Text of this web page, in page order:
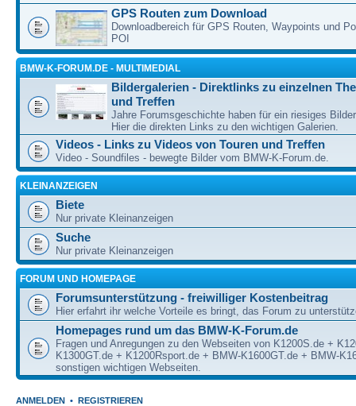
GPS Routen zum Download
Downloadbereich für GPS Routen, Waypoints und
POI
BMW-K-FORUM.DE - MULTIMEDIAL
Bildergalerien - Direktlinks zu einzelnen
und Treffen
Jahre Forumsgeschichte haben für ein riesiges
Hier die direkten Links zu den wichtigen Galerien.
Videos - Links zu Videos von Touren und Treffen
Video - Soundfiles - bewegte Bilder vom BMW-K-Forum.de.
KLEINANZEIGEN
Biete
Nur private Kleinanzeigen
Suche
Nur private Kleinanzeigen
FORUM UND HOMEPAGE
Forumsunterstützung - freiwilliger Kostenbeitrag
Hier erfahrt ihr welche Vorteile es bringt, das Forum zu
Homepages rund um das BMW-K-Forum.de
Fragen und Anregungen zu den Webseiten von K1200S.de +
K1300GT.de + K1200Rsport.de + BMW-K1600GT.de + BMW-
sonstigen wichtigen Webseiten.
ANMELDEN • REGISTRIEREN